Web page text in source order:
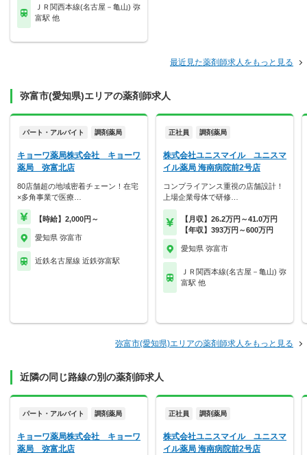
ＪＲ関西本線(名古屋－亀山) 弥
富駅 他
最近見た薬剤師求人をもっと見る
弥富市(愛知県)エリアの薬剤師求人
パート・アルバイト 調剤薬局
キョーワ薬局株式会社 キョーワ
薬局 弥富北店
80店舗超の地域密着チェーン！在宅
×多角事業で医療…
【時給】2,000円～
愛知県 弥富市
近鉄名古屋線 近鉄弥富駅
正社員 調剤薬局
株式会社ユニスマイル ユニスマ
イル薬局 海南病院前2号店
コンプライアンス重視の店舗設計！
上場企業母体で研修…
【月収】26.2万円～41.0万円
【年収】393万円～600万円
愛知県 弥富市
ＪＲ関西本線(名古屋－亀山) 弥
富駅 他
弥富市(愛知県)エリアの薬剤師求人をもっと見る
近隣の同じ路線の別の薬剤師求人
パート・アルバイト 調剤薬局
キョーワ薬局株式会社 キョーワ
薬局 弥富北店
正社員 調剤薬局
株式会社ユニスマイル ユニスマ
イル薬局 海南病院前2号店